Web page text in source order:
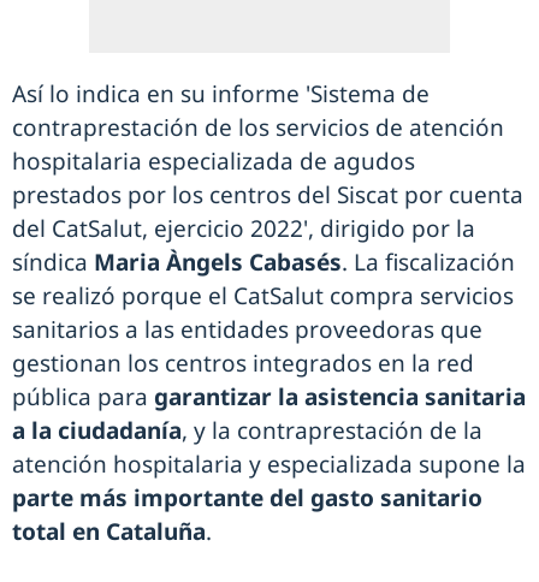
Así lo indica en su informe 'Sistema de
contraprestación de los servicios de atención
hospitalaria especializada de agudos
prestados por los centros del Siscat por cuenta
del CatSalut, ejercicio 2022', dirigido por la
síndica Maria Àngels Cabasés. La fiscalización
se realizó porque el CatSalut compra servicios
sanitarios a las entidades proveedoras que
gestionan los centros integrados en la red
pública para garantizar la asistencia sanitaria
a la ciudadanía, y la contraprestación de la
atención hospitalaria y especializada supone la
parte más importante del gasto sanitario
total en Cataluña.